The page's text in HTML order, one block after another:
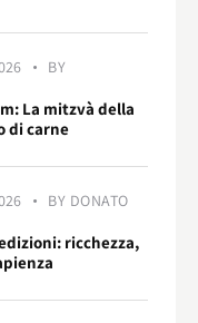
BY
La mitzvà della
di carne
BY DONATO
ricchezza,